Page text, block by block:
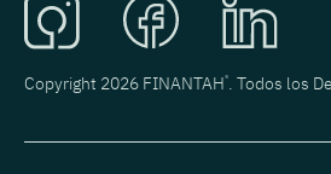
Copyright 2026 FINANTAH®. Todos los